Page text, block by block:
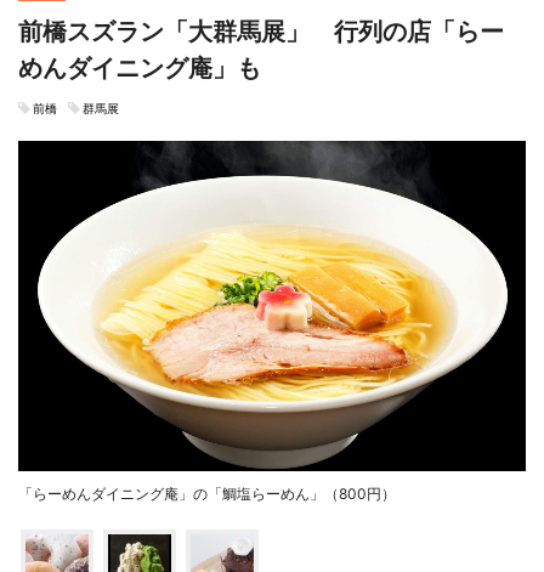
前橋スズラン「大群馬展」 行列の店「らー
めんダイニング庵」も
前橋 群馬展
「らーめんダイニング庵」の「鯛塩らーめん」（800円）